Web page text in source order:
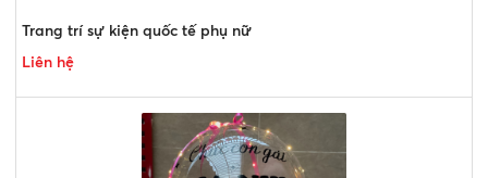
Trang trí sự kiện quốc tế phụ nữ
Liên hệ